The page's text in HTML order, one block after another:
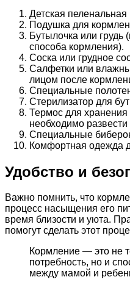
Детская пеленальная
Подушка для
Бутылочка или грудь
способа кормления).
Соска или грудное
Салфетки или
лицом после
Специальные
Стерилизатор для
Термос для
необходимо развести
Специальные
Комфортная одежда
Удобство и
Важно помнить, что
процесс насыщения его
время близости и уюта.
помогут сделать этот
Кормление — это не
потребность, но и
между мамой и